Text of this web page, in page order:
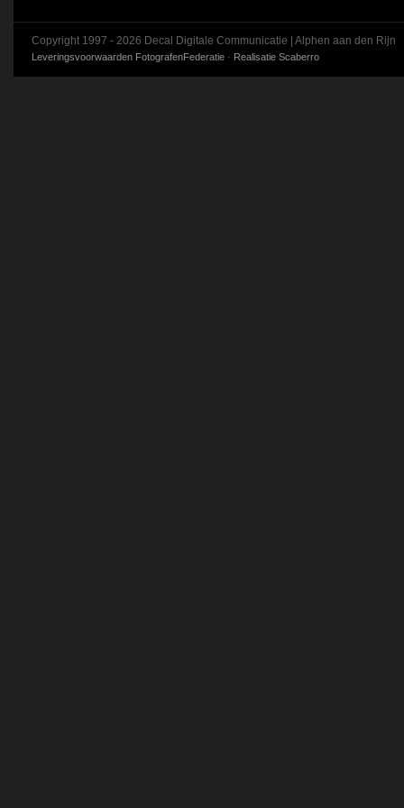
Copyright 1997 - 2026 Decal Digitale Communicatie | Alphen aan den Rijn
Leveringsvoorwaarden FotografenFederatie · Realisatie Scaberro